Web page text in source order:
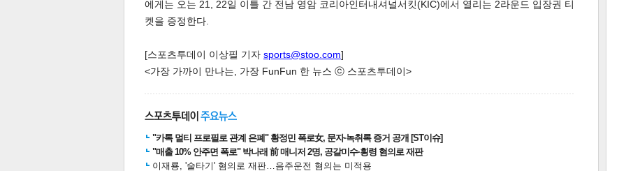
에게는 오는 21, 22일 이틀 간 전남 영암 코리아인터내셔널서킷(KIC)에서 열리는 2라운드 입장권 티
켓을 증정한다.
[스포츠투데이 이상필 기자 sports@stoo.com]
<가장 가까이 만나는, 가장 FunFun 한 뉴스 ⓒ 스포츠투데이>
"카톡 멀티 프로필로 관계 은폐" 황정민 폭로女, 문자·녹취록 증거 공개 [ST이슈]
"매출 10% 안주면 폭로" 박나래 前 매니저 2명, 공갈미수·횡령 혐의로 재판
이재룡, '술타기' 혐의로 재판…음주운전 혐의는 미적용